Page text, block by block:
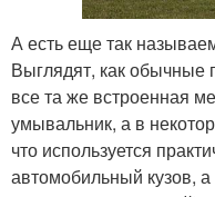
А есть еще так
Выглядят, как
все та же встроенная
умывальник, а в
что используется
автомобильный кузов,